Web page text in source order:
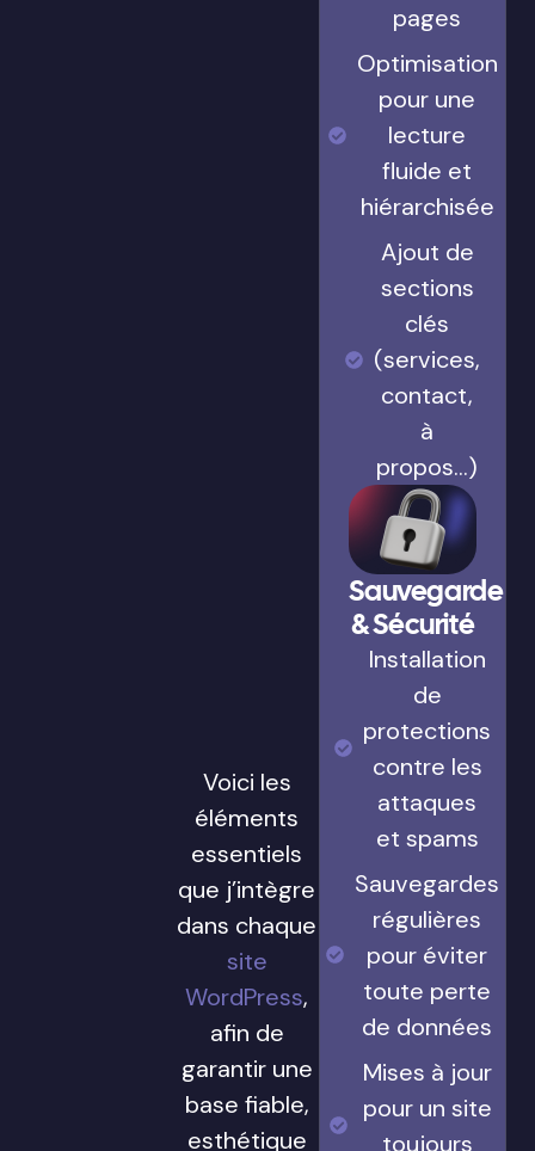
Voici les
éléments
essentiels
que j’intègre
dans chaque
site
WordPress,
afin de
garantir une
base fiable,
esthétique
pages
Optimisation
pour une
lecture
fluide et
hiérarchisée
Ajout de
sections
clés
(services,
contact,
à
propos…)
Sauvegarde
& Sécurité
Installation
de
protections
contre les
attaques
et spams
Sauvegardes
régulières
pour éviter
toute perte
de données
Mises à jour
pour un site
toujours